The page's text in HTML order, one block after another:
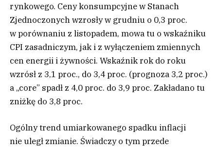
rynkowego. Ceny konsumpcyjne w Stanach
Zjednoczonych wzrosły w grudniu o 0,3 proc.
w porównaniu z listopadem, mowa tu o wskaźniku
CPI zasadniczym, jak i z wyłączeniem zmiennych
cen energii i żywności. Wskaźnik rok do roku
wzrósł z 3,1 proc., do 3,4 proc. (prognoza 3,2 proc.)
a „core” spadł z 4,0 proc. do 3,9 proc. Zakładano tu
zniżkę do 3,8 proc.
Ogólny trend umiarkowanego spadku inflacji
nie uległ zmianie. Świadczy o tym przede